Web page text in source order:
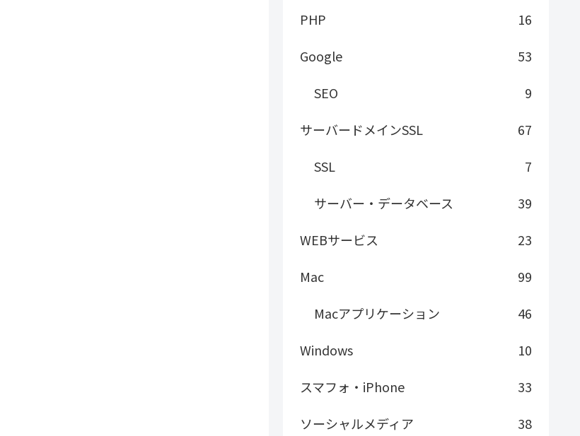
PHP
16
Google
53
SEO
9
サーバードメインSSL
67
SSL
7
サーバー・データベース
39
WEBサービス
23
Mac
99
Macアプリケーション
46
Windows
10
スマフォ・iPhone
33
ソーシャルメディア
38